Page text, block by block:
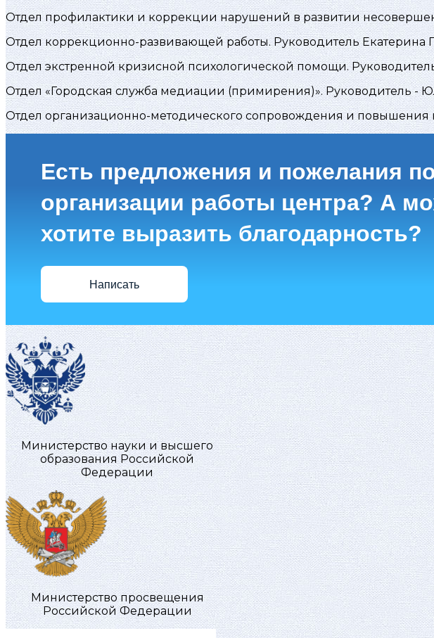
Отдел профилактики и коррекции нарушений в развитии
Отдел коррекционно-развивающей работы. Руководитель Екатерина
Отдел экстренной кризисной психологической помощи.
Отдел «Городская служба медиации (примирения)». Руководитель -
Отдел организационно-методического сопровождения и
Есть предложения и пожелания
организации работы центра? А
хотите выразить благодарность?
Написать
Министерство науки и высшего
образования Российской
Федерации
Министерство просвещения
Российской Федерации